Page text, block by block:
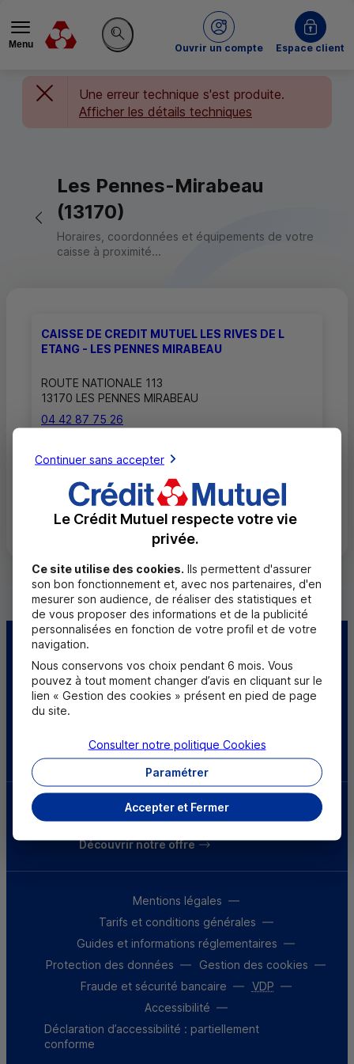
Menu
Rechercher sur le site
Ouvrir un compte
du Crédit MutuelEspace client
Une erreur technique s'est produite.
Afficher les détails techniques
Retour vers la page précédente
Les Pennes-Mirabeau
(13170)
Horaires, coordonnées et équipements de votre
caisse à proximité...
CAISSE DE CREDIT MUTUEL LES RIVES DE L
ETANG - LES PENNES MIRABEAU
ROUTE NATIONALE 113
13170 LES PENNES MIRABEAU
04 42 87 75 26
Toutes les localités
Centre d'aide
Sourds et
malentendants
Télécharger l'application
Parrainez un proche et profitez ensemble
d’avantages
Découvrir notre offre
Mentions légales
Tarifs et conditions générales
Guides et informations réglementaires
Protection des données
Gestion des cookies
Fraude et sécurité bancaire
VDP
Accessibilité
Déclaration d’accessibilité : partiellement
conforme
Continuer sans accepter
Le Crédit Mutuel respecte votre vie
privée.
Ce site utilise des cookies. Ils permettent d'assurer
son bon fonctionnement et, avec nos partenaires, d'en
mesurer son audience, de réaliser des statistiques et
de vous proposer des informations et de la publicité
personnalisées en fonction de votre profil et de votre
navigation.
Nous conservons vos choix pendant 6 mois. Vous
pouvez à tout moment changer d’avis en cliquant sur le
lien « Gestion des cookies » présent en pied de page
du site.
Accepter et Fermer
Paramétrer
Consulter notre politique Cookies